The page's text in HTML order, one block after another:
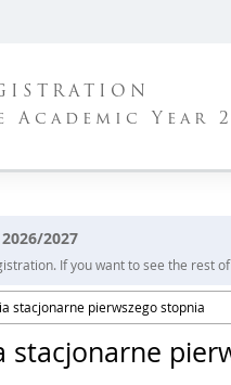
Academic Year
2027
If you want to see the rest
stacjonarne pierwszego stopnia
stacjonarne